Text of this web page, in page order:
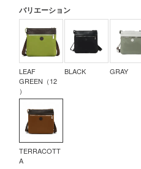
バリエーション
LEAF
GREEN（12
）
BLACK GRAY
TERRACOTT
A